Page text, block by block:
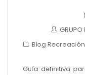
GRUPO
Blog
Guía definitiva